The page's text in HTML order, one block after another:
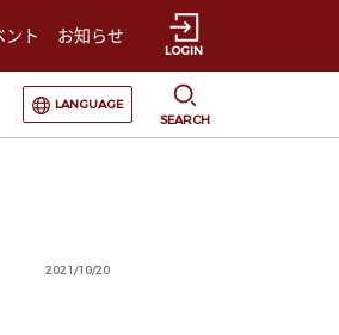
ント お知らせ
LOGIN
選択すると言語の切替が発生します
LANGUAGE
SEARCH
2021/10/20